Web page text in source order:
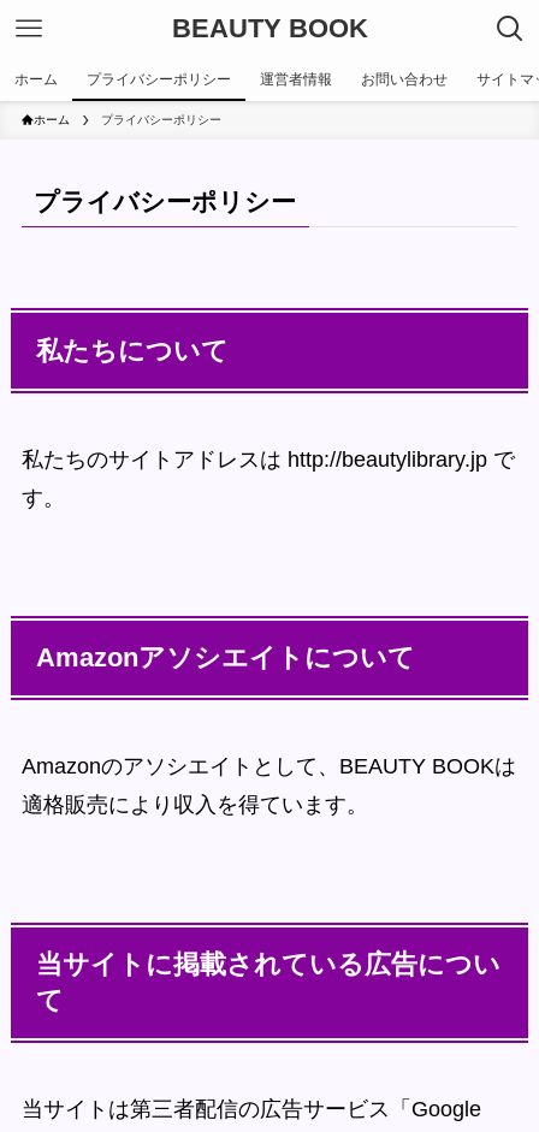
BEAUTY BOOK
ホーム プライバシーポリシー 運営者情報 お問い合わせ サイトマ
ホーム プライバシーポリシー
プライバシーポリシー
私たちについて
私たちのサイトアドレスは http://beautylibrary.jp で
す。
Amazonアソシエイトについて
Amazonのアソシエイトとして、BEAUTY BOOKは
適格販売により収入を得ています。
当サイトに掲載されている広告につい
て
当サイトは第三者配信の広告サービス「Google